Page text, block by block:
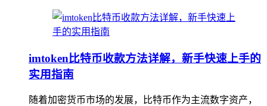
imtoken比特币收款方法详解，新手快速上手的
实用指南
随着加密货币市场的发展，比特币作为主流数字资产，